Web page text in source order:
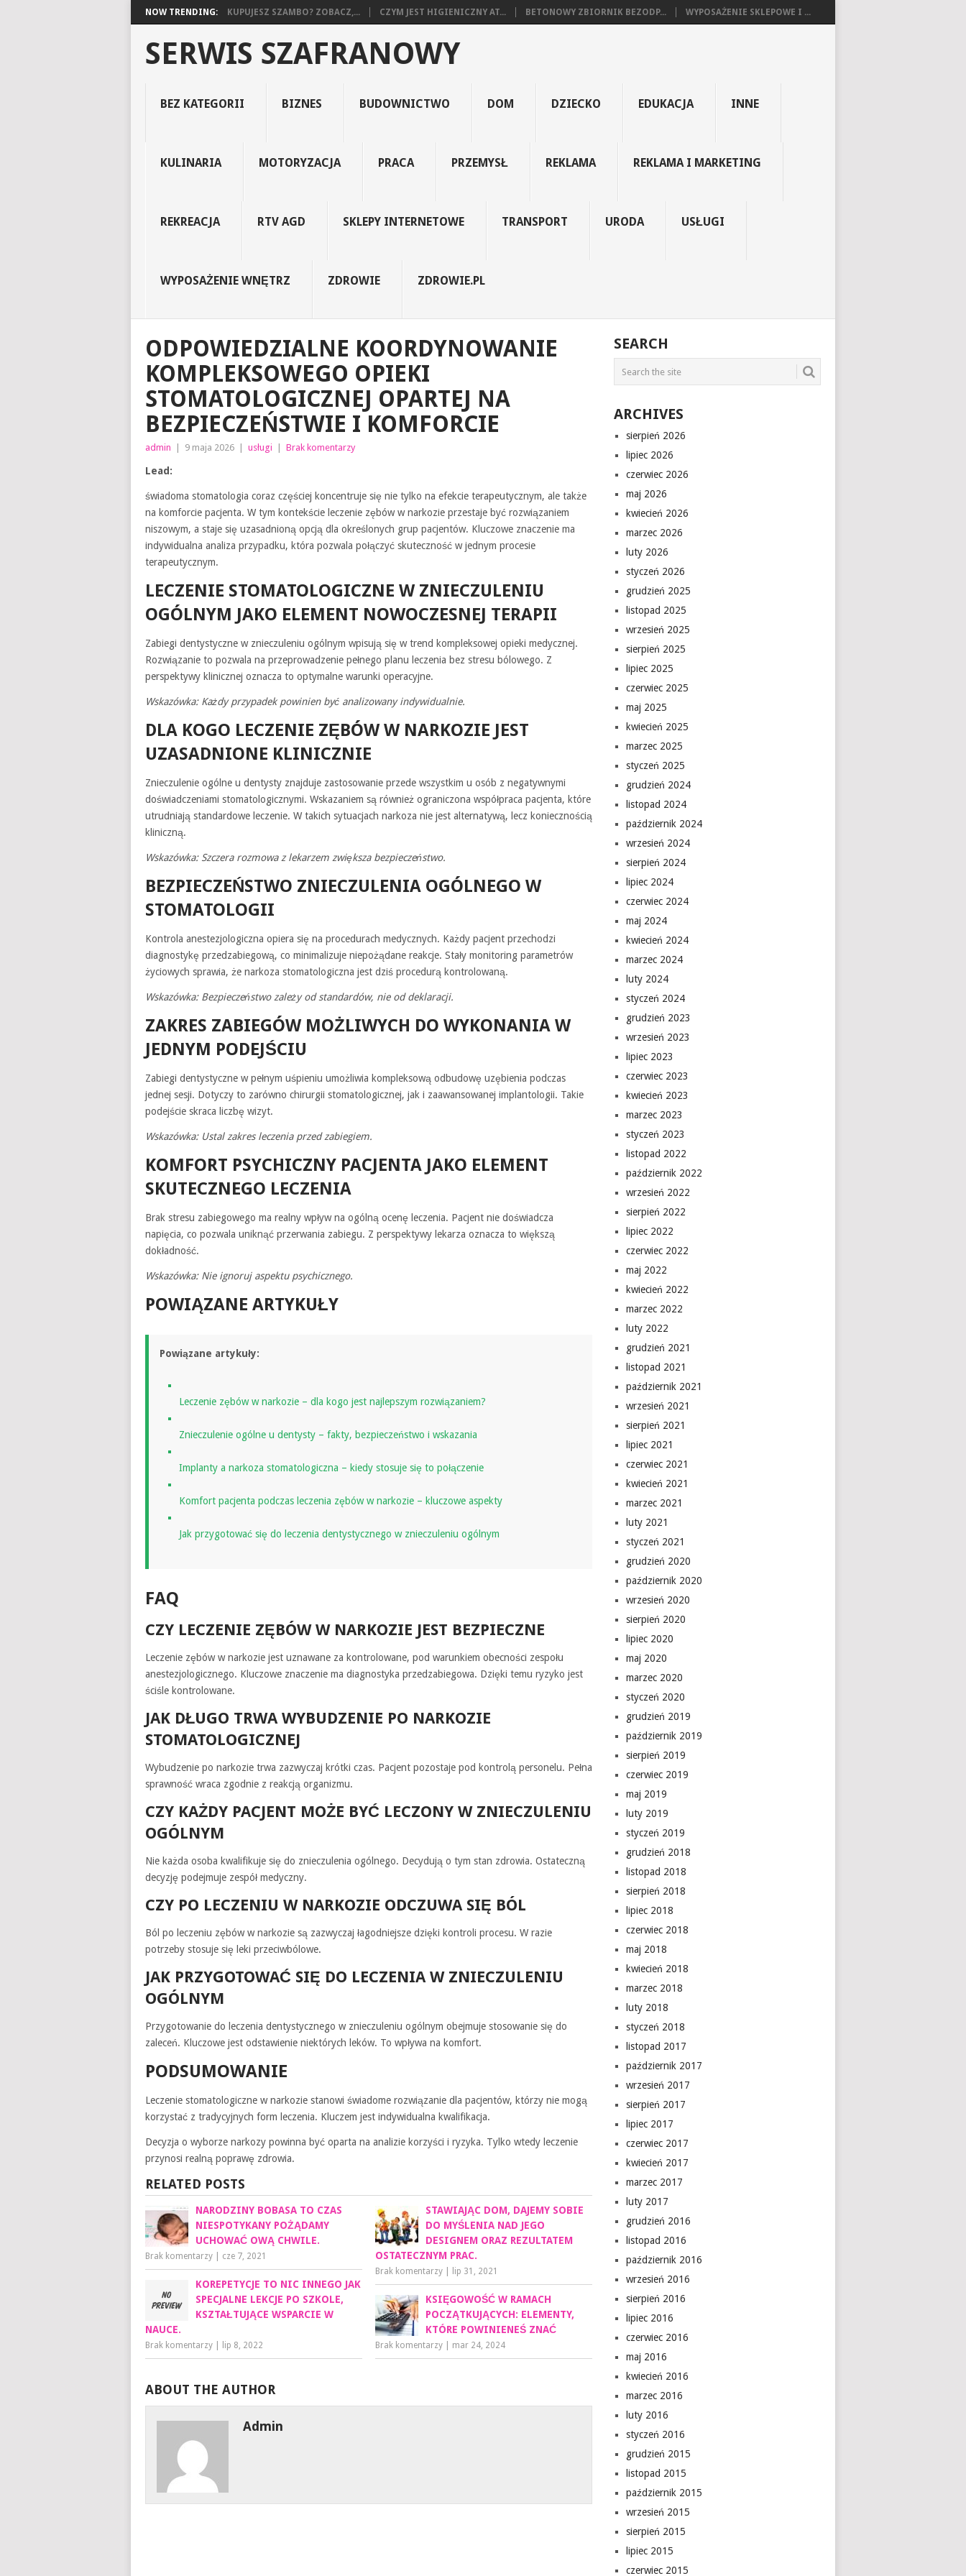
NOW TRENDING: KUPUJESZ SZAMBO? ZOBACZ,... CZYM JEST HIGIENICZNY AT... BETONOWY ZBIORNIK BEZODP... WYPOSAŻENIE SKLEPOWE I ...
SERWIS SZAFRANOWY
BEZ KATEGORII BIZNES BUDOWNICTWO DOM DZIECKO EDUKACJA INNE
KULINARIA MOTORYZACJA PRACA PRZEMYSŁ REKLAMA REKLAMA I MARKETING
REKREACJA RTV AGD SKLEPY INTERNETOWE TRANSPORT URODA USŁUGI
WYPOSAŻENIE WNĘTRZ ZDROWIE ZDROWIE.PL
ODPOWIEDZIALNE KOORDYNOWANIE
KOMPLEKSOWEGO OPIEKI
STOMATOLOGICZNEJ OPARTEJ NA
BEZPIECZEŃSTWIE I KOMFORCIE
admin 9 maja 2026 usługi Brak komentarzy
Lead:
świadoma stomatologia coraz częściej koncentruje się nie tylko na efekcie terapeutycznym, ale także
na komforcie pacjenta. W tym kontekście leczenie zębów w narkozie przestaje być rozwiązaniem
niszowym, a staje się uzasadnioną opcją dla określonych grup pacjentów. Kluczowe znaczenie ma
indywidualna analiza przypadku, która pozwala połączyć skuteczność w jednym procesie
terapeutycznym.
LECZENIE STOMATOLOGICZNE W ZNIECZULENIU
OGÓLNYM JAKO ELEMENT NOWOCZESNEJ TERAPII
Zabiegi dentystyczne w znieczuleniu ogólnym wpisują się w trend kompleksowej opieki medycznej.
Rozwiązanie to pozwala na przeprowadzenie pełnego planu leczenia bez stresu bólowego. Z
perspektywy klinicznej oznacza to optymalne warunki operacyjne.
Wskazówka: Każdy przypadek powinien być analizowany indywidualnie.
DLA KOGO LECZENIE ZĘBÓW W NARKOZIE JEST
UZASADNIONE KLINICZNIE
Znieczulenie ogólne u dentysty znajduje zastosowanie przede wszystkim u osób z negatywnymi
doświadczeniami stomatologicznymi. Wskazaniem są również ograniczona współpraca pacjenta, które
utrudniają standardowe leczenie. W takich sytuacjach narkoza nie jest alternatywą, lecz koniecznością
kliniczną.
Wskazówka: Szczera rozmowa z lekarzem zwiększa bezpieczeństwo.
BEZPIECZEŃSTWO ZNIECZULENIA OGÓLNEGO W
STOMATOLOGII
Kontrola anestezjologiczna opiera się na procedurach medycznych. Każdy pacjent przechodzi
diagnostykę przedzabiegową, co minimalizuje niepożądane reakcje. Stały monitoring parametrów
życiowych sprawia, że narkoza stomatologiczna jest dziś procedurą kontrolowaną.
Wskazówka: Bezpieczeństwo zależy od standardów, nie od deklaracji.
ZAKRES ZABIEGÓW MOŻLIWYCH DO WYKONANIA W
JEDNYM PODEJŚCIU
Zabiegi dentystyczne w pełnym uśpieniu umożliwia kompleksową odbudowę uzębienia podczas
jednej sesji. Dotyczy to zarówno chirurgii stomatologicznej, jak i zaawansowanej implantologii. Takie
podejście skraca liczbę wizyt.
Wskazówka: Ustal zakres leczenia przed zabiegiem.
KOMFORT PSYCHICZNY PACJENTA JAKO ELEMENT
SKUTECZNEGO LECZENIA
Brak stresu zabiegowego ma realny wpływ na ogólną ocenę leczenia. Pacjent nie doświadcza
napięcia, co pozwala uniknąć przerwania zabiegu. Z perspektywy lekarza oznacza to większą
dokładność.
Wskazówka: Nie ignoruj aspektu psychicznego.
POWIĄZANE ARTYKUŁY
Powiązane artykuły:
Leczenie zębów w narkozie – dla kogo jest najlepszym rozwiązaniem?
Znieczulenie ogólne u dentysty – fakty, bezpieczeństwo i wskazania
Implanty a narkoza stomatologiczna – kiedy stosuje się to połączenie
Komfort pacjenta podczas leczenia zębów w narkozie – kluczowe aspekty
Jak przygotować się do leczenia dentystycznego w znieczuleniu ogólnym
FAQ
CZY LECZENIE ZĘBÓW W NARKOZIE JEST BEZPIECZNE
Leczenie zębów w narkozie jest uznawane za kontrolowane, pod warunkiem obecności zespołu
anestezjologicznego. Kluczowe znaczenie ma diagnostyka przedzabiegowa. Dzięki temu ryzyko jest
ściśle kontrolowane.
JAK DŁUGO TRWA WYBUDZENIE PO NARKOZIE
STOMATOLOGICZNEJ
Wybudzenie po narkozie trwa zazwyczaj krótki czas. Pacjent pozostaje pod kontrolą personelu. Pełna
sprawność wraca zgodnie z reakcją organizmu.
CZY KAŻDY PACJENT MOŻE BYĆ LECZONY W ZNIECZULENIU
OGÓLNYM
Nie każda osoba kwalifikuje się do znieczulenia ogólnego. Decydują o tym stan zdrowia. Ostateczną
decyzję podejmuje zespół medyczny.
CZY PO LECZENIU W NARKOZIE ODCZUWA SIĘ BÓL
Ból po leczeniu zębów w narkozie są zazwyczaj łagodniejsze dzięki kontroli procesu. W razie
potrzeby stosuje się leki przeciwbólowe.
JAK PRZYGOTOWAĆ SIĘ DO LECZENIA W ZNIECZULENIU
OGÓLNYM
Przygotowanie do leczenia dentystycznego w znieczuleniu ogólnym obejmuje stosowanie się do
zaleceń. Kluczowe jest odstawienie niektórych leków. To wpływa na komfort.
PODSUMOWANIE
Leczenie stomatologiczne w narkozie stanowi świadome rozwiązanie dla pacjentów, którzy nie mogą
korzystać z tradycyjnych form leczenia. Kluczem jest indywidualna kwalifikacja.
Decyzja o wyborze narkozy powinna być oparta na analizie korzyści i ryzyka. Tylko wtedy leczenie
przynosi realną poprawę zdrowia.
RELATED POSTS
NARODZINY BOBASA TO CZAS
NIESPOTYKANY POŻĄDAMY
UCHOWAĆ OWĄ CHWILE.
Brak komentarzy cze 7, 2021
STAWIAJĄC DOM, DAJEMY SOBIE
DO MYŚLENIA NAD JEGO
DESIGNEM ORAZ REZULTATEM
OSTATECZNYM PRAC.
Brak komentarzy lip 31, 2021
KOREPETYCJE TO NIC INNEGO JAK
SPECJALNE LEKCJE PO SZKOLE,
KSZTAŁTUJĄCE WSPARCIE W
NAUCE.
Brak komentarzy lip 8, 2022
KSIĘGOWOŚĆ W RAMACH
POCZĄTKUJĄCYCH: ELEMENTY,
KTÓRE POWINIENEŚ ZNAĆ
Brak komentarzy mar 24, 2024
ABOUT THE AUTHOR
Admin
SEARCH
ARCHIVES
sierpień 2026
lipiec 2026
czerwiec 2026
maj 2026
kwiecień 2026
marzec 2026
luty 2026
styczeń 2026
grudzień 2025
listopad 2025
wrzesień 2025
sierpień 2025
lipiec 2025
czerwiec 2025
maj 2025
kwiecień 2025
marzec 2025
styczeń 2025
grudzień 2024
listopad 2024
październik 2024
wrzesień 2024
sierpień 2024
lipiec 2024
czerwiec 2024
maj 2024
kwiecień 2024
marzec 2024
luty 2024
styczeń 2024
grudzień 2023
wrzesień 2023
lipiec 2023
czerwiec 2023
kwiecień 2023
marzec 2023
styczeń 2023
listopad 2022
październik 2022
wrzesień 2022
sierpień 2022
lipiec 2022
czerwiec 2022
maj 2022
kwiecień 2022
marzec 2022
luty 2022
grudzień 2021
listopad 2021
październik 2021
wrzesień 2021
sierpień 2021
lipiec 2021
czerwiec 2021
kwiecień 2021
marzec 2021
luty 2021
styczeń 2021
grudzień 2020
październik 2020
wrzesień 2020
sierpień 2020
lipiec 2020
maj 2020
marzec 2020
styczeń 2020
grudzień 2019
październik 2019
sierpień 2019
czerwiec 2019
maj 2019
luty 2019
styczeń 2019
grudzień 2018
listopad 2018
sierpień 2018
lipiec 2018
czerwiec 2018
maj 2018
kwiecień 2018
marzec 2018
luty 2018
styczeń 2018
listopad 2017
październik 2017
wrzesień 2017
sierpień 2017
lipiec 2017
czerwiec 2017
kwiecień 2017
marzec 2017
luty 2017
grudzień 2016
listopad 2016
październik 2016
wrzesień 2016
sierpień 2016
lipiec 2016
czerwiec 2016
maj 2016
kwiecień 2016
marzec 2016
luty 2016
styczeń 2016
grudzień 2015
listopad 2015
październik 2015
wrzesień 2015
sierpień 2015
lipiec 2015
czerwiec 2015